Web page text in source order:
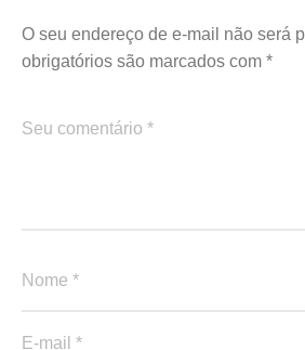
O seu endereço de e-mail não será
obrigatórios são marcados com *